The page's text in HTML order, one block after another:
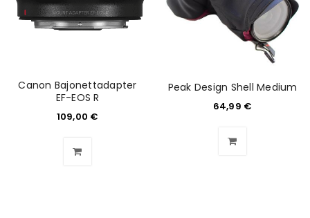
Canon Bajonettadapter
EF-EOS R
109,00 €
Peak Design Shell Medium
64,99 €